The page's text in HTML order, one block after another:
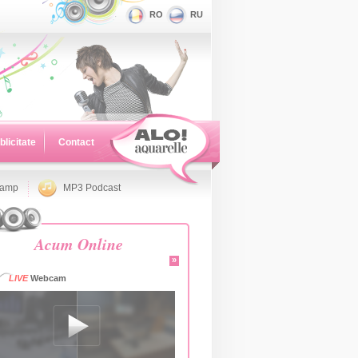
RO RU
Contact
MP3 Podcast
Acum Online
»
LIVEWebcam